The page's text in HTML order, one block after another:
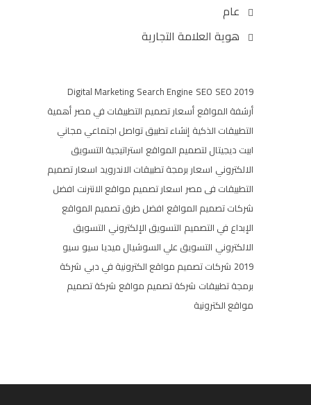
عام
هوية العلامة التجارية
Digital Marketing Search Engine SEO SEO 2019
أرشفة المواقع أسعار تصميم التطبيقات في مصر أهمية
التطبيقات الذكية إنشاء تطبيق تواصل اجتماعي مجاني
ابيت ديجيتال لتصميم المواقع استراتيجية التسويق
الالكتروني اسعار برمجة تطبيقات الاندرويد اسعار تصميم
التطبيقات فى مصر اسعار تصميم مواقع الانترنت افضل
شركات تصميم المواقع افضل طرق تصميم المواقع
الإبداع في التصميم التسويق الإلكتروني التسويق
الالكتروني التسويق علي السوشيال ميديا سيو سيو
2019 شركات تصميم مواقع الكترونية في دبي شركة
برمجة تطبيقات شركة تصميم مواقع شركة تصميم
مواقع الكترونية